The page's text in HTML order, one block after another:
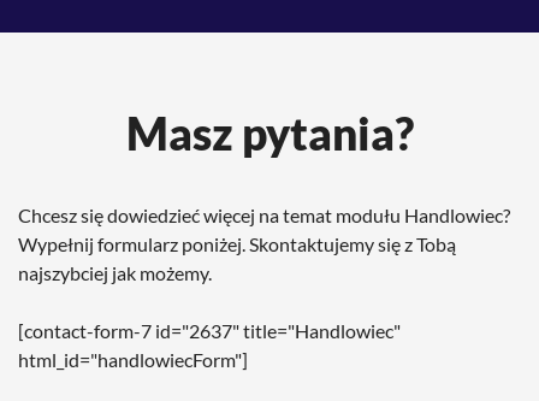
Masz pytania?
Chcesz się dowiedzieć więcej na temat modułu Handlowiec?
Wypełnij formularz poniżej. Skontaktujemy się z Tobą
najszybciej jak możemy.
[contact-form-7 id="2637" title="Handlowiec"
html_id="handlowiecForm"]